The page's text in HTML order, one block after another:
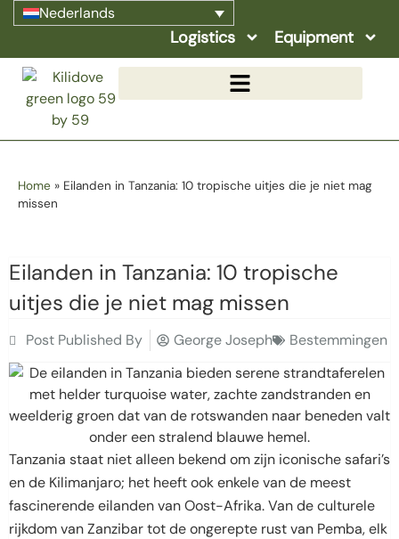
Nederlands
Logistics Equipment
Home » Eilanden in Tanzania: 10 tropische uitjes die je niet mag
missen
Eilanden in Tanzania: 10 tropische
uitjes die je niet mag missen
Post Published By George Joseph Bestemmingen
Tanzania staat niet alleen bekend om zijn iconische safari’s
en de Kilimanjaro; het heeft ook enkele van de meest
fascinerende eilanden van Oost-Afrika. Van de culturele
rijkdom van Zanzibar tot de ongerepte rust van Pemba, elk